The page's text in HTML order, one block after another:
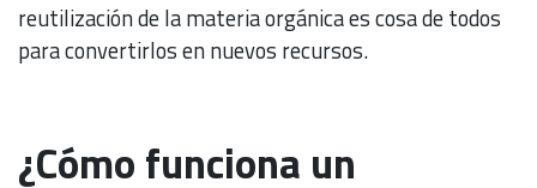
reutilización de la materia orgánica es cosa de todos
para convertirlos en nuevos recursos.
¿Cómo funciona un